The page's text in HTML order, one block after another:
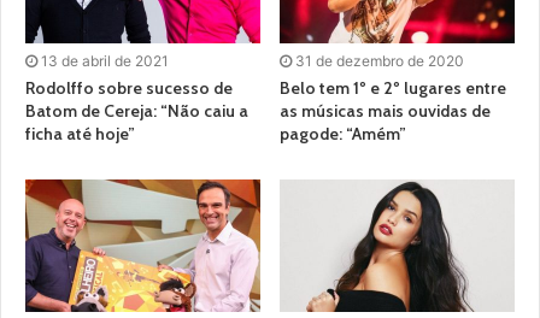
13 de abril de 2021
Rodolffo sobre sucesso de
Batom de Cereja: “Não caiu a
ficha até hoje”
31 de dezembro de 2020
Belo tem 1º e 2º lugares entre
as músicas mais ouvidas de
pagode: “Amém”